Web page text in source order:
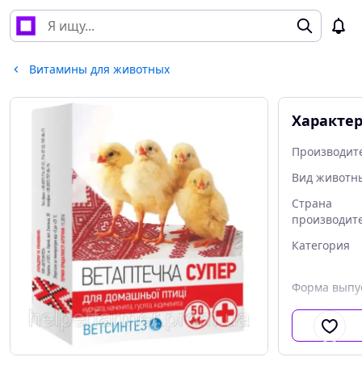
Витамины для животных
Вид
Страна
Категория
Форма